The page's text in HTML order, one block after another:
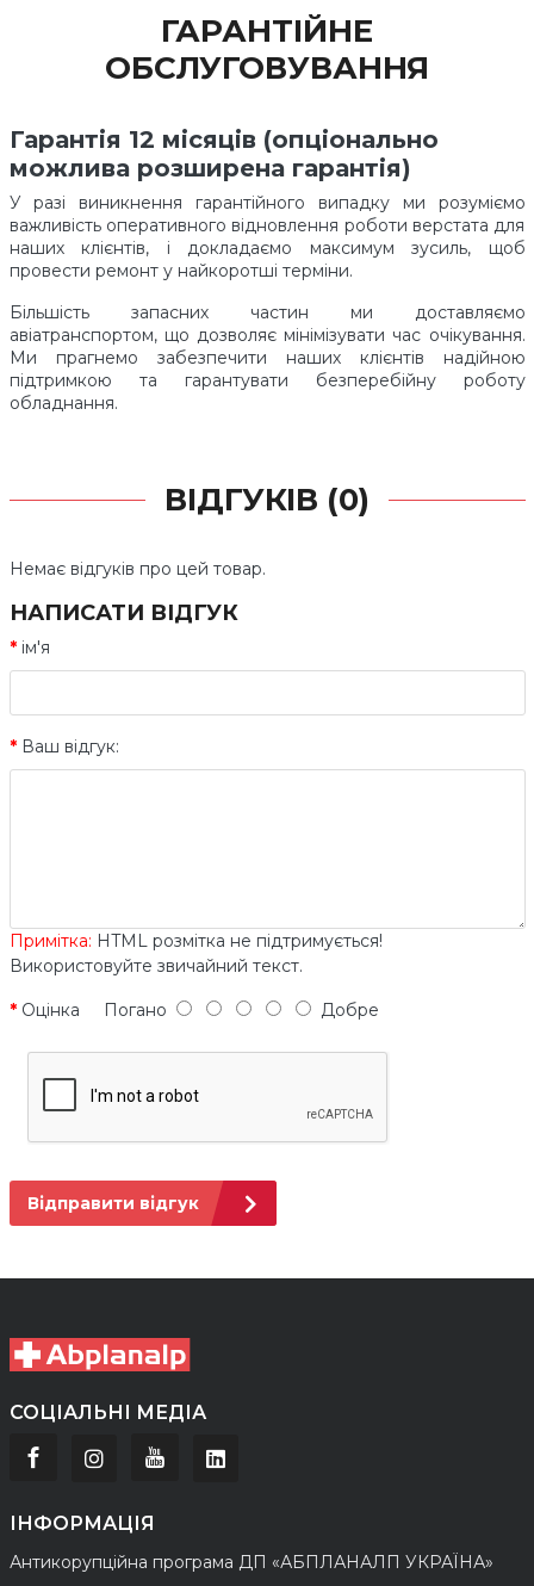
ГАРАНТІЙНЕ
ОБСЛУГОВУВАННЯ
Гарантія 12 місяців (опціонально
можлива розширена гарантія)
У разі виникнення гарантійного випадку ми розуміємо
важливість оперативного відновлення роботи верстата для
наших клієнтів, і докладаємо максимум зусиль, щоб
провести ремонт у найкоротші терміни.
Більшість запасних частин ми доставляємо
авіатранспортом, що дозволяє мінімізувати час очікування.
Ми прагнемо забезпечити наших клієнтів надійною
підтримкою та гарантувати безперебійну роботу
обладнання.
ВІДГУКІВ (0)
Немає відгуків про цей товар.
НАПИСАТИ ВІДГУК
ім'я
Ваш відгук:
Примітка: HTML розмітка не підтримується!
Використовуйте звичайний текст.
Оцінка Погано Добре
Відправити відгук
СОЦІАЛЬНІ МЕДІА
ІНФОРМАЦІЯ
Антикорупційна програма ДП «АБПЛАНАЛП УКРАЇНА»